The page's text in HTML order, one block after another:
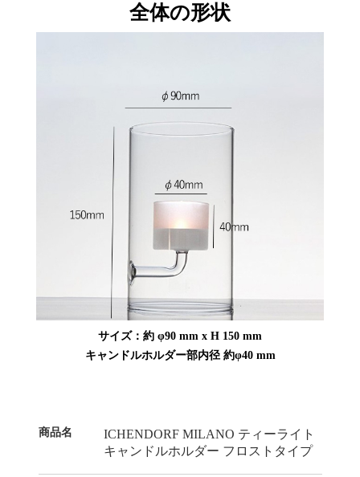
全体の形状
サイズ：約 φ90 mm x H 150 mm
キャンドルホルダー部内径 約φ40 mm
商品名
ICHENDORF MILANO ティーライト
キャンドルホルダー フロストタイプ